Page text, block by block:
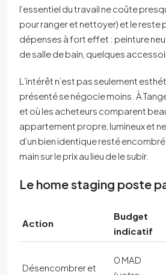
l’essentiel du travail ne coûte
pour ranger et nettoyer) et le reste
dépenses à fort effet : peinture
de salle de bain, quelques
L’intérêt n’est pas seulement
présenté se négocie moins. À
et où les acheteurs comparent
appartement propre, lumineux et
d’un bien identique resté
main sur le prix au lieu de le subir.
Le home staging poste
Action
Budget
indicatif
Désencombrer et
0 MAD